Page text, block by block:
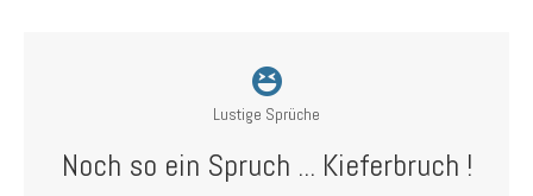
Lustige Sprüche
Noch so ein Spruch ... Kieferbruch !